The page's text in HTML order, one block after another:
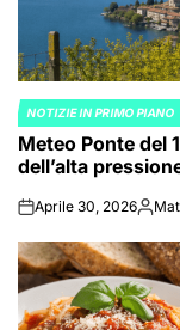
POSTED
IN
NOTIZIE IN PRIMO PIANO
Meteo Ponte del
dell’alta
onAprile 30, 2026